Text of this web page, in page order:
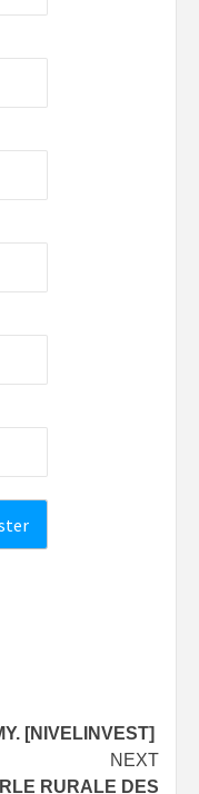
[NIVELINVEST]
NEXT
RURALE DES